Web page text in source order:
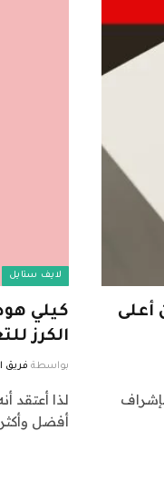
أعلى
بإشراف
لايف ستايل
كيلي
الكرز
بواسطة فريق
لذا أعتقد
أفضل